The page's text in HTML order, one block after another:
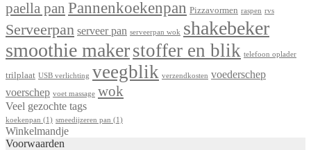
paella pan Pannenkoekenpan Pizzavormen raspen rvs
Serveerpan serveer pan serveerpan wok shakebeker
smoothie makerstoffer en blik telefoon oplader
trilplaat USB verlichting veegblik verzendkosten voederschep
voerschep voet massage wok
Veel gezochte tags
koekenpan (1) smeedijzeren pan (1)
Winkelmandje
Voorwaarden